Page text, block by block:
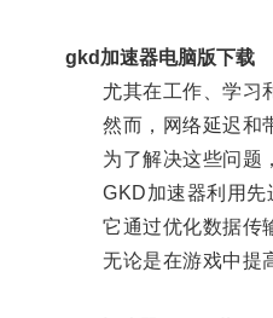
gkd加速器电脑版下载
尤其在工作、学习和
然而，网络延迟和带
为了解决这些问题，
GKD加速器利用先进
它通过优化数据传输
无论是在游戏中提高